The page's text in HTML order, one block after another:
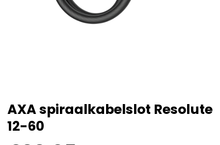
AXA spiraalkabelslot Resolute
12-60